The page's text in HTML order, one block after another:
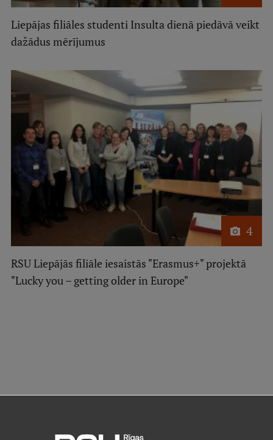
Liepājas filiāles studenti Insulta dienā piedāvā veikt
dažādus mērījumus
4
RSU Liepājās filiāle iesaistās "Erasmus+" projektā
"Lucky you – getting older in Europe"